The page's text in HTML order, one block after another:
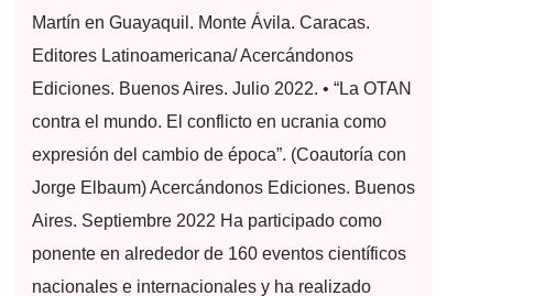
Martín en Guayaquil. Monte Ávila. Caracas.
Editores Latinoamericana/ Acercándonos
Ediciones. Buenos Aires. Julio 2022. • “La OTAN
contra el mundo. El conflicto en ucrania como
expresión del cambio de época”. (Coautoría con
Jorge Elbaum) Acercándonos Ediciones. Buenos
Aires. Septiembre 2022 Ha participado como
ponente en alrededor de 160 eventos científicos
nacionales e internacionales y ha realizado